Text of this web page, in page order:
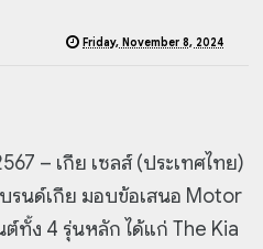
Friday, November 8, 2024
– เกีย เซลส์ (ประเทศไทย)
รนด์เกีย มอบข้อเสนอ Motor
ทั้ง 4 รุ่นหลัก ได้แก่ The Kia